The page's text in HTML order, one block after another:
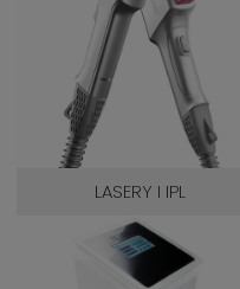
LASERY I IPL